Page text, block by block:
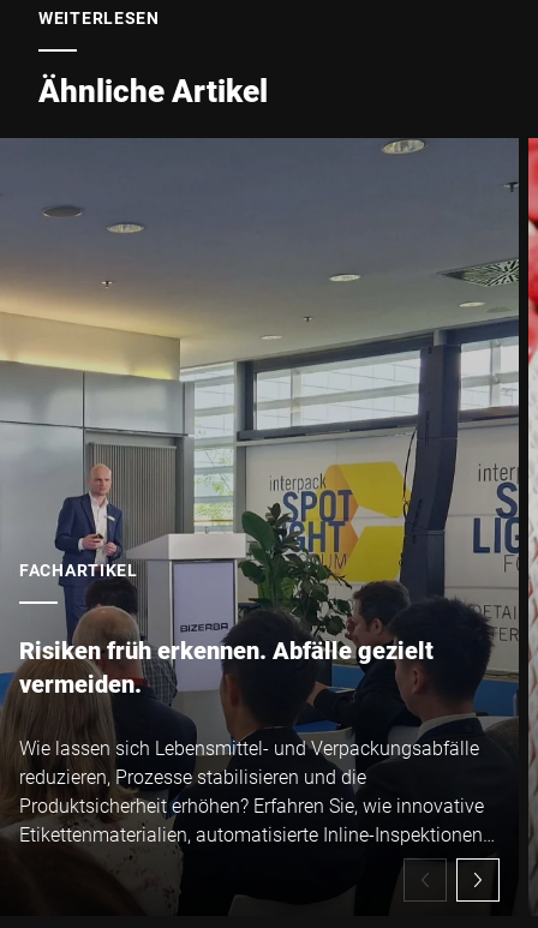
Stadt *
Ihre Nachricht an uns *
Hiermit bestätige ich, dass ich mit der Nutzung meiner Daten zur
Bearbeitung dieser Anfrage einverstanden bin. Weitere
Informationen finden Sie in den
Datenschutzerklärung
Anti-Robot Verification
Click to start verification
Captcha ⇗
Absenden
WEITERLESEN
Ähnliche Artikel
FACHARTIKEL
Risiken früh erkennen. Abfälle gezielt
vermeiden.
Wie lassen sich Lebensmittel- und Verpackungsabfälle
reduzieren, Prozesse stabilisieren und die
Produktsicherheit erhöhen? Erfahren Sie, wie innovative
Etikettenmaterialien, automatisierte Inline-Inspektionen
und digitale Lösungen ineinandergreifen – für mehr
Effizienz, Transparenz und Sicherheit in Ihrer
Lebensmittelproduktion.